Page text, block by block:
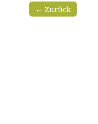
← Zurück